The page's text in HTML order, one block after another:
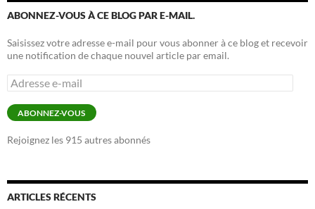
ABONNEZ-VOUS À CE BLOG PAR E-MAIL.
Saisissez votre adresse e-mail pour vous abonner à ce blog et recevoir
une notification de chaque nouvel article par email.
Adresse
e-
mail
ABONNEZ-VOUS
Rejoignez les 915 autres abonnés
ARTICLES RÉCENTS